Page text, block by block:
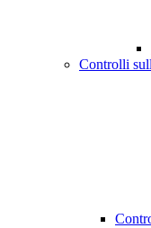
Controlli